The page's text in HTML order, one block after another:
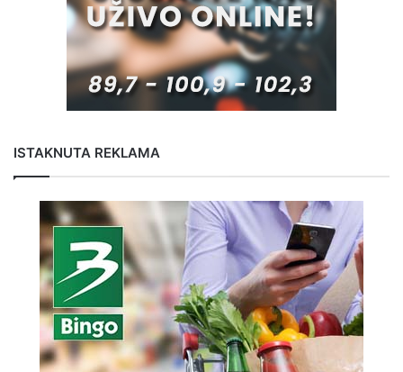
ISTAKNUTA REKLAMA